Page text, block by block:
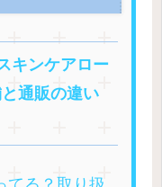
キンケアロー
通販の違い